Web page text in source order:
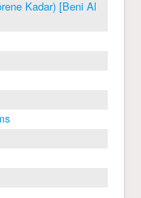
Kadar) [Beni Al